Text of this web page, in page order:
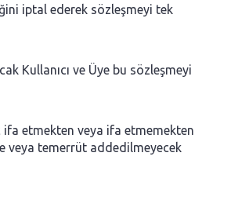
iptal ederek sözleşmeyi tek
Kullanıcı ve Üye bu sözleşmeyi
ifa etmekten veya ifa etmemekten
veya temerrüt addedilmeyecek